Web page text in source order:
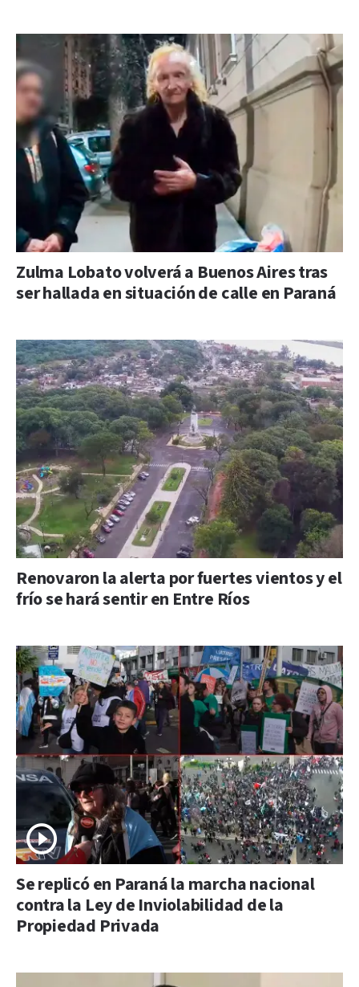
Zulma Lobato volverá a Buenos Aires tras
ser hallada en situación de calle en Paraná
Renovaron la alerta por fuertes vientos y el
frío se hará sentir en Entre Ríos
Se replicó en Paraná la marcha nacional
contra la Ley de Inviolabilidad de la
Propiedad Privada